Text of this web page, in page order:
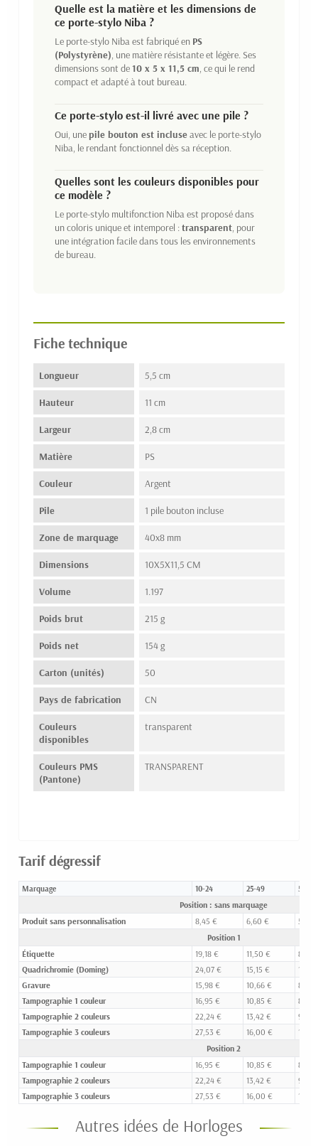
Quelle est la matière et les dimensions de
ce porte-stylo Niba ?
Le porte-stylo Niba est fabriqué en PS
(Polystyrène), une matière résistante et légère. Ses
dimensions sont de10 x 5 x 11,5 cm, ce qui le rend
compact et adapté à tout bureau.
Ce porte-stylo est-il livré avec une pile ?
Oui, unepile bouton est incluseavec le porte-stylo
Niba, le rendant fonctionnel dès sa réception.
Quelles sont les couleurs disponibles pour
ce modèle ?
Le porte-stylo multifonction Niba est proposé dans
un coloris unique et intemporel :transparent, pour
une intégration facile dans tous les environnements
de bureau.
Fiche technique
Longueur 5,5 cm
Hauteur 11 cm
Largeur 2,8 cm
Matière PS
Couleur Argent
Pile 1 pile bouton incluse
Zone de marquage 40x8 mm
Dimensions 10X5X11,5 CM
Volume 1.197
Poids brut 215 g
Poids net 154 g
Carton (unités) 50
Pays de fabrication CN
Couleurs
disponibles
transparent
Couleurs PMS
(Pantone)
TRANSPARENT
Tarif dégressif
Marquage 10-24 25-49 50-99
Position : sans marquage
Produit sans personnalisation
8,45 € 6,60 €
5,93
Position 1
Étiquette
19,18 € 11,50 €
8,58
Quadrichromie (Doming)
24,07 € 15,15 €
Gravure
15,98 € 10,66 €
8,18 €
Tampographie 1 couleur
16,95 € 10,85 €
8,33
Tampographie 2 couleurs
22,24 € 13,42 €
9,74
Tampographie 3 couleurs
27,53 € 16,00 €
11,15
Position 2
Tampographie 1 couleur
16,95 € 10,85 €
8,33
Tampographie 2 couleurs
22,24 € 13,42 €
9,74
Tampographie 3 couleurs
27,53 € 16,00 € 11,15
Autres idées de Horloges